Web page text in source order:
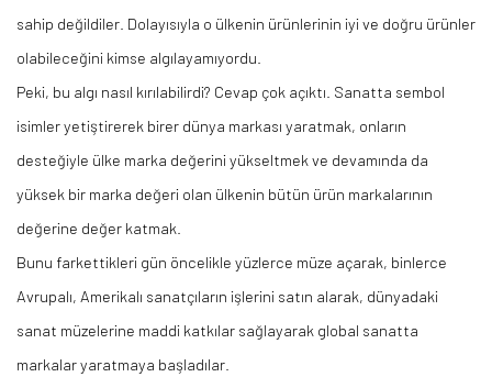
sahip değildiler. Dolayısıyla o ülkenin ürünlerinin iyi ve doğru ürünler
olabileceğini kimse algılayamıyordu.
Peki, bu algı nasıl kırılabilirdi? Cevap çok açıktı. Sanatta sembol
isimler yetiştirerek birer dünya markası yaratmak, onların
desteğiyle ülke marka değerini yükseltmek ve devamında da
yüksek bir marka değeri olan ülkenin bütün ürün markalarının
değerine değer katmak.
Bunu farkettikleri gün öncelikle yüzlerce müze açarak, binlerce
Avrupalı, Amerikalı sanatçıların işlerini satın alarak, dünyadaki
sanat müzelerine maddi katkılar sağlayarak global sanatta
markalar yaratmaya başladılar.